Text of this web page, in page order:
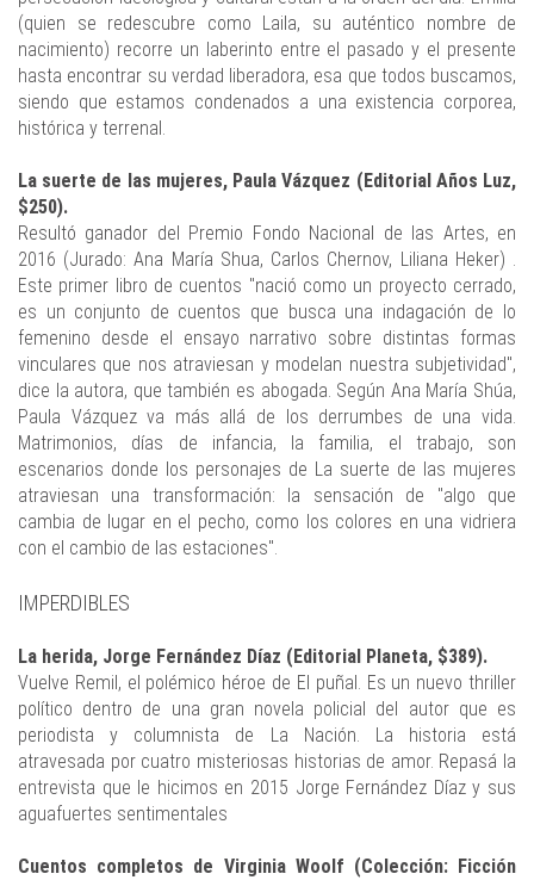
(quien se redescubre como Laila, su auténtico nombre de
nacimiento) recorre un laberinto entre el pasado y el presente
hasta encontrar su verdad liberadora, esa que todos buscamos,
siendo que estamos condenados a una existencia corporea,
histórica y terrenal.
La suerte de las mujeres, Paula Vázquez (Editorial Años Luz,
$250).
Resultó ganador del Premio Fondo Nacional de las Artes, en
2016 (Jurado: Ana María Shua, Carlos Chernov, Liliana Heker) .
Este primer libro de cuentos "nació como un proyecto cerrado,
es un conjunto de cuentos que busca una indagación de lo
femenino desde el ensayo narrativo sobre distintas formas
vinculares que nos atraviesan y modelan nuestra subjetividad",
dice la autora, que también es abogada. Según Ana María Shúa,
Paula Vázquez va más allá de los derrumbes de una vida.
Matrimonios, días de infancia, la familia, el trabajo, son
escenarios donde los personajes de La suerte de las mujeres
atraviesan una transformación: la sensación de "algo que
cambia de lugar en el pecho, como los colores en una vidriera
con el cambio de las estaciones".
IMPERDIBLES
La herida, Jorge Fernández Díaz (Editorial Planeta, $389).
Vuelve Remil, el polémico héroe de El puñal. Es un nuevo thriller
político dentro de una gran novela policial del autor que es
periodista y columnista de La Nación. La historia está
atravesada por cuatro misteriosas historias de amor. Repasá la
entrevista que le hicimos en 2015 Jorge Fernández Díaz y sus
aguafuertes sentimentales
Cuentos completos de Virginia Woolf (Colección: Ficción